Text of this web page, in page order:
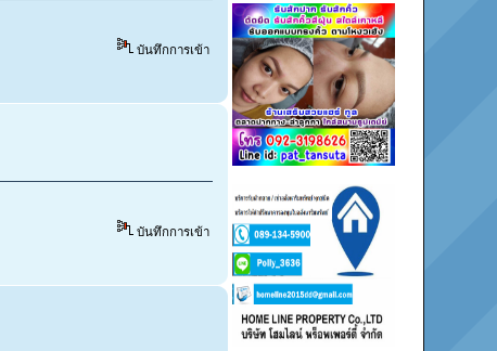
บันทึกการเข้า
บันทึกการเข้า